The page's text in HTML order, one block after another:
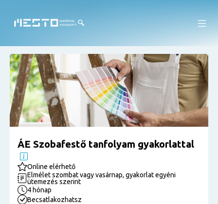
ÁE Szobafestő tanfolyam gyakorlattal
Online elérhető
Elmélet szombat vagy vasárnap, gyakorlat egyéni
ütemezés szerint
4 hónap
Becsatlakozhatsz